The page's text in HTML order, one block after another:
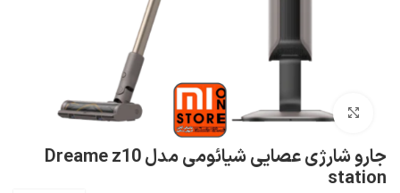
بزرگنمایی تصویر
جارو شارژی عصایی شیائومی مدل Dreame z10
station